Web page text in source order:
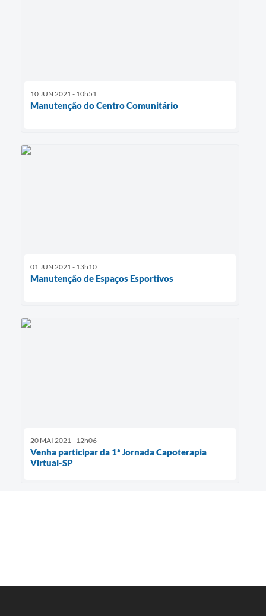
10 JUN 2021 - 10h51
Manutenção do Centro Comunitário
01 JUN 2021 - 13h10
Manutenção de Espaços Esportivos
20 MAI 2021 - 12h06
Venha participar da 1ª Jornada Capoterapia
Virtual-SP